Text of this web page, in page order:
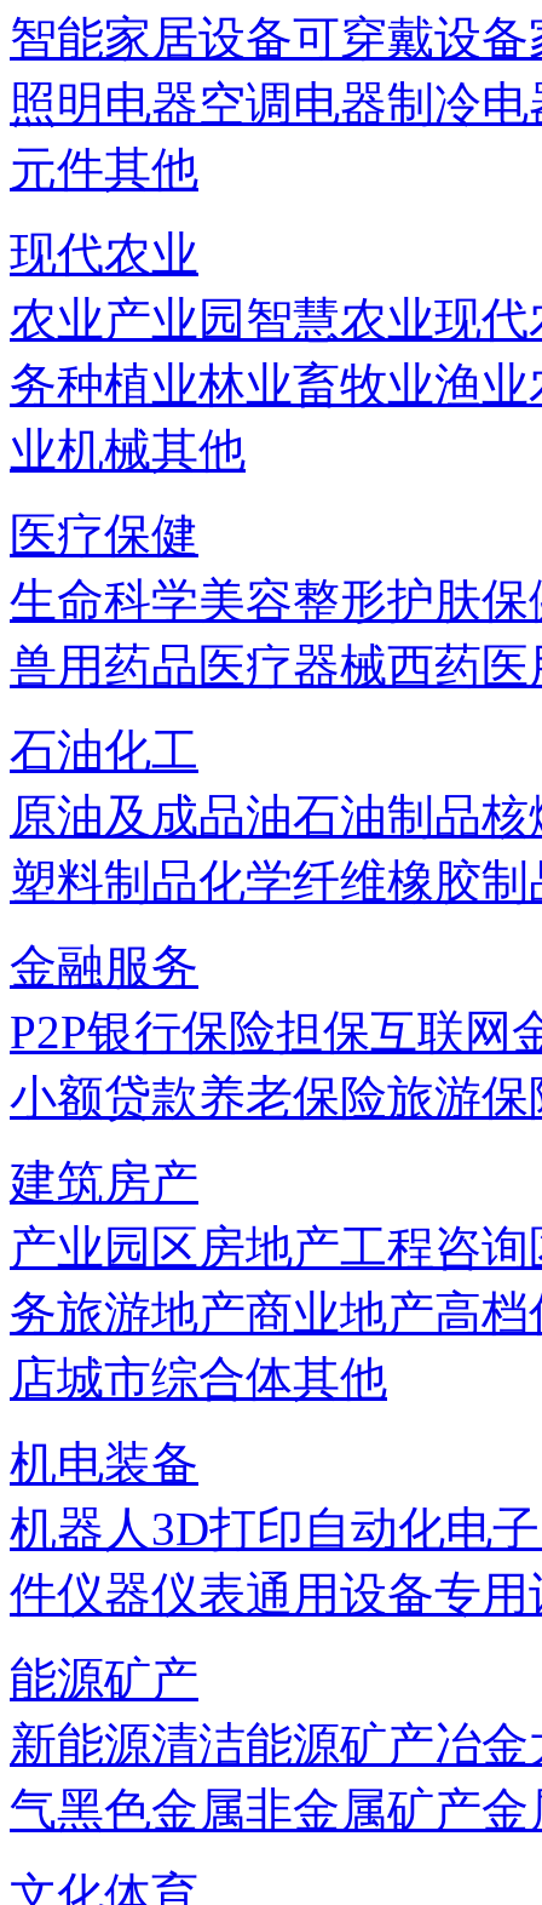
智能家居设备可穿戴设备
照明电器空调电器制冷电
元件其他
现代农业
农业产业园智慧农业现代
务种植业林业畜牧业渔业
业机械其他
医疗保健
生命科学美容整形护肤保
兽用药品医疗器械西药
石油化工
原油及成品油石油制品核
塑料制品化学纤维橡胶制
金融服务
P2P银行保险担保互联网
小额贷款养老保险旅游保
建筑房产
产业园区房地产工程咨询
务旅游地产商业地产高档
店城市综合体其他
机电装备
机器人3D打印自动化电
件仪器仪表通用设备专用
能源矿产
新能源清洁能源矿产冶金
气黑色金属非金属矿产金